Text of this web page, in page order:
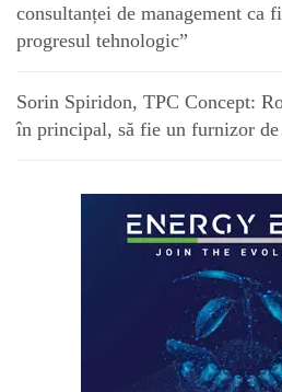
consultanței de management ca
progresul tehnologic”
Sorin Spiridon, TPC Concept:
în principal, să fie un furnizor de